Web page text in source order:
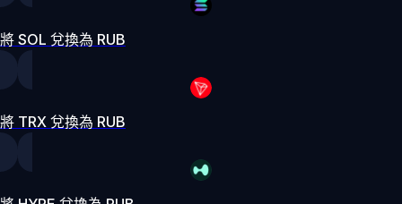
將 SOL 兌換為 RUB
將 TRX 兌換為 RUB